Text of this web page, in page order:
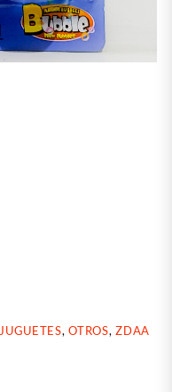
JUGUETES,OTROS,ZDAA